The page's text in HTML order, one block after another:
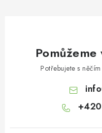
Potřebujete s
info